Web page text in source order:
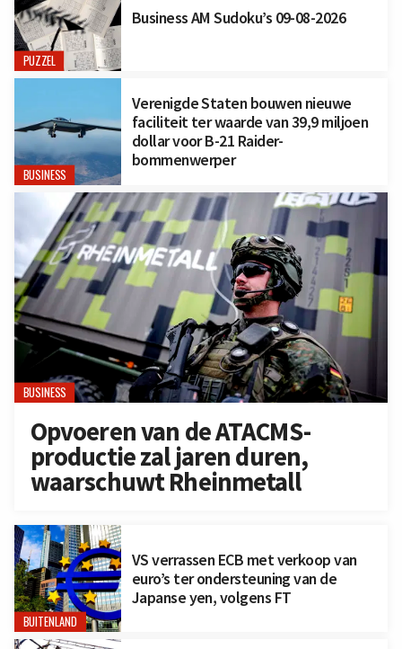
PUZZEL
Business AM Sudoku’s 09-08-2026
BUSINESS
Verenigde Staten bouwen nieuwe
faciliteit ter waarde van 39,9 miljoen
dollar voor B-21 Raider-
bommenwerper
BUSINESS
Opvoeren van de ATACMS-
productie zal jaren duren,
waarschuwt Rheinmetall
BUITENLAND
VS verrassen ECB met verkoop van
euro’s ter ondersteuning van de
Japanse yen, volgens FT